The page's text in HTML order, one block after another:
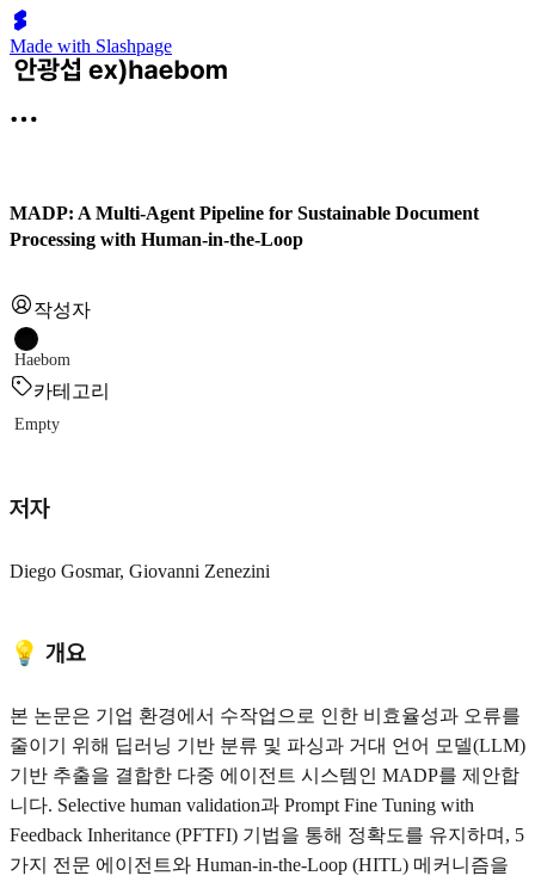
Made with Slashpage
MADP: A Multi-Agent Pipeline for Sustainable Document
Processing with Human-in-the-Loop
작성자
Haebom
카테고리
Empty
저자
Diego Gosmar, Giovanni Zenezini
💡 개요
본 논문은 기업 환경에서 수작업으로 인한 비효율성과 오류를
줄이기 위해 딥러닝 기반 분류 및 파싱과 거대 언어 모델(LLM)
기반 추출을 결합한 다중 에이전트 시스템인 MADP를 제안합
니다. Selective human validation과 Prompt Fine Tuning with
Feedback Inheritance (PFTFI) 기법을 통해 정확도를 유지하며, 5
가지 전문 에이전트와 Human-in-the-Loop (HITL) 메커니즘을